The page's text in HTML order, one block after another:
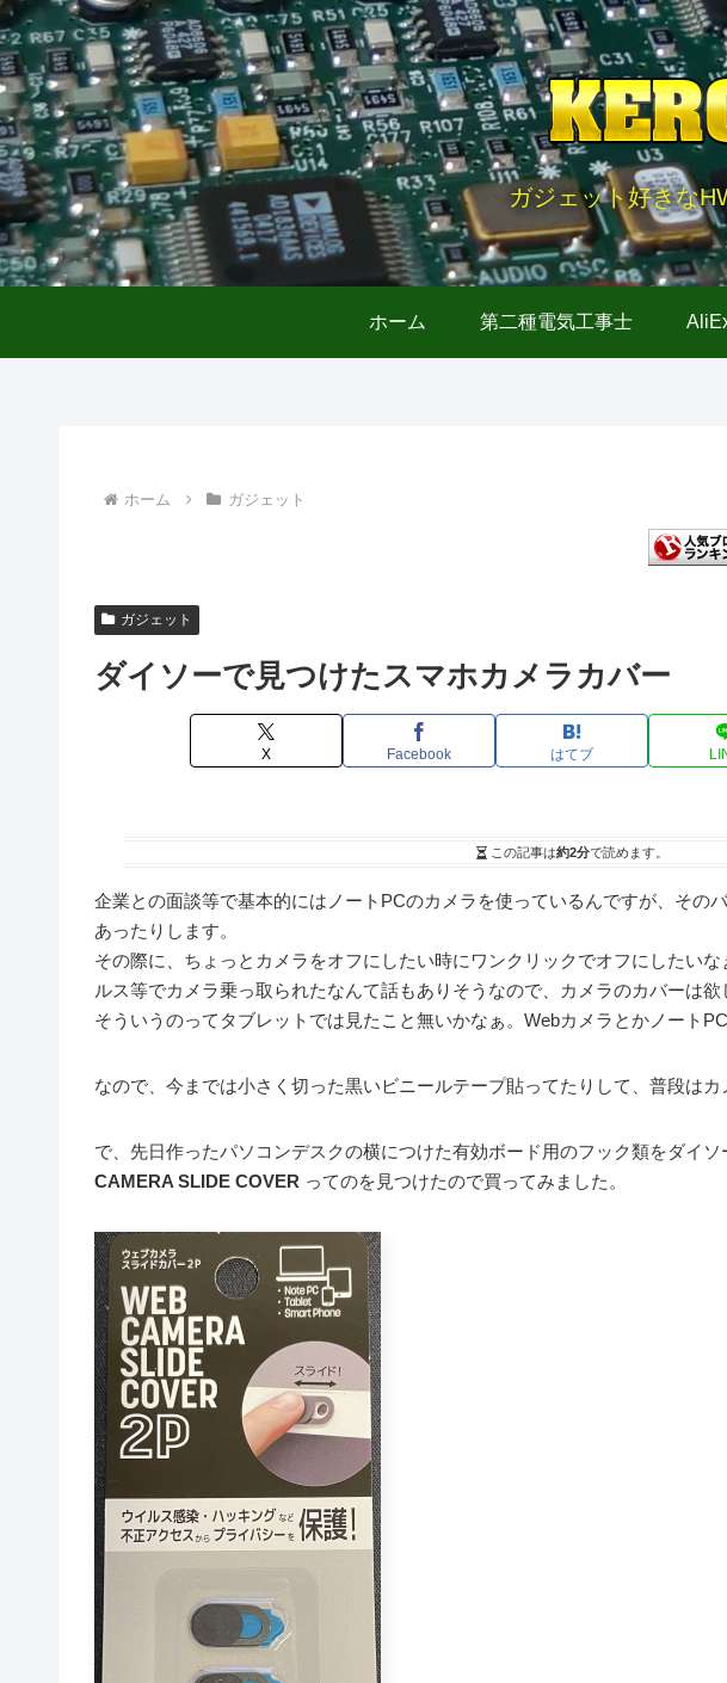
ガジェット好きな
ホーム 第二種電気工事士
ホーム ガジェット
ガジェット
ダイソーで見つけたスマホカメラカバー
X Facebook はてブ
この記事は約2分で読めます。
企業との面談等で基本的にはノートPCのカメラを使っているんですが、その
あったりします。
その際に、ちょっとカメラをオフにしたい時にワンクリックでオフにしたい
ルス等でカメラ乗っ取られたなんて話もありそうなので、カメラのカバーは欲
そういうのってタブレットでは見たこと無いかなぁ。Webカメラとかノート
なので、今までは小さく切った黒いビニールテープ貼ってたりして、普段はカ
で、先日作ったパソコンデスクの横につけた有効ボード用のフック類をダイ
CAMERA SLIDE COVER ってのを見つけたので買ってみました。